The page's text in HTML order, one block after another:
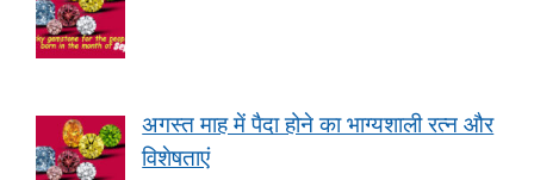
अगस्त माह में पैदा होने का भाग्यशाली रत्न और
विशेषताएं